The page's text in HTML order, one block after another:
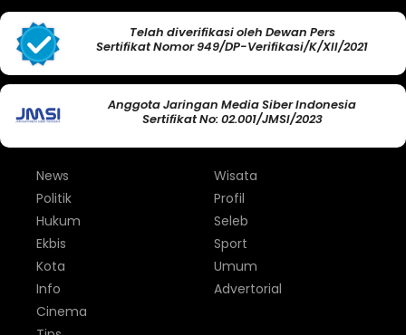
Telah diverifikasi oleh Dewan Pers
Sertifikat Nomor 949/DP-Verifikasi/K/XII/2021
Anggota Jaringan Media Siber Indonesia
Sertifikat No: 02.001/JMSI/2023
News
Politik
Hukum
Ekbis
Kota
Info
Wisata
Profil
Seleb
Sport
Umum
Advertorial
Cinema